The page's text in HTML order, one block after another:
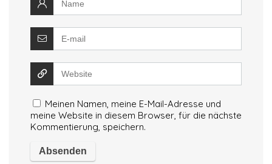
Meinen Namen, meine E-Mail-Adresse und
meine Website in diesem Browser, für die nächste
Kommentierung, speichern.